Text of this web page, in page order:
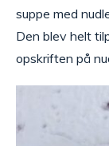
suppe med
Den blev helt
opskriften på